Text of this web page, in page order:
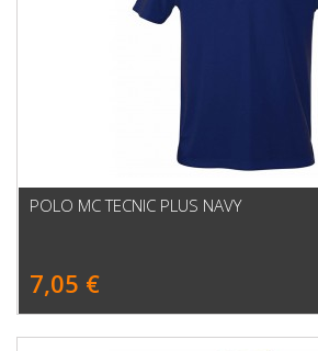
POLO MC TECNIC PLUS NAVY
7,05 €